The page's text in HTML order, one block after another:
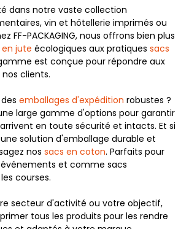
dans notre vaste collection
vin et hôtellerie imprimés ou
FF-PACKAGING, nous offrons bien plus
jute écologiques aux pratiques sacs
est conçue pour répondre aux
clients.
emballages d'expédition robustes ?
large gamme d'options pour garantir
en toute sécurité et intacts. Et si
solution d'emballage durable et
nos sacs en coton. Parfaits pour
événements et comme sacs
courses.
secteur d'activité ou votre objectif,
tous les produits pour les rendre